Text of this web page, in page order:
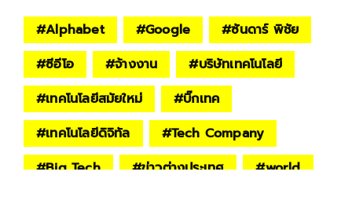
#Alphabet #Google #ซันดาร์ พิชัย
#ซีอีโอ #จ้างงาน #บริษัทเทคโนโลยี
#เทคโนโลยีสมัยใหม่ #บิ๊กเทค
#เทคโนโลยีดิจิทัล #Tech Company
#Big Tech #ข่าวต่างประเทศ #world